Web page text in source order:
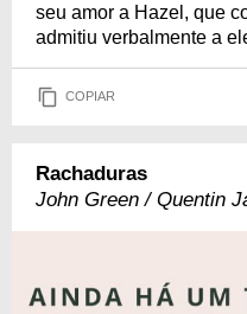
seu amor a Hazel, que
admitiu verbalmente a
COPIAR
Rachaduras
John Green / Quentin